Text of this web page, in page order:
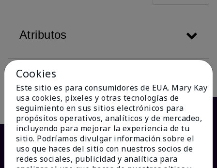
Atributos
Descripción
Cookies
Este sitio es para consumidores de EUA. Mary Kay
usa cookies, pixeles y otras tecnologías de
seguimiento en sus sitios electrónicos para
propósitos operativos, analíticos y de mercadeo,
incluyendo para mejorar la experiencia de tu
sitio. Podríamos divulgar información sobre el
uso que haces del sitio con nuestros socios de
redes sociales, publicidad y analítica para